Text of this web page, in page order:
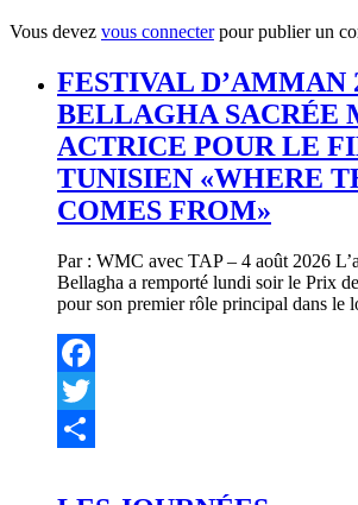
Vous devez vous connecterpour publier un
FESTIVAL D’AMMAN
BELLAGHA SACRÉE
ACTRICE POUR LE
TUNISIEN «WHERE
COMES FROM»
Par : WMC avec TAP – 4 août 2026
Bellagha a remporté lundi soir le Prix
pour son premier rôle principal dans le
Facebook
Twitter